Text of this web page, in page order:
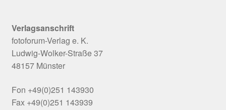
Verlagsanschrift
fotoforum-Verlag e. K.
Ludwig-Wolker-Straße 37
48157 Münster
Fon +49(0)251 143930
Fax +49(0)251 143939